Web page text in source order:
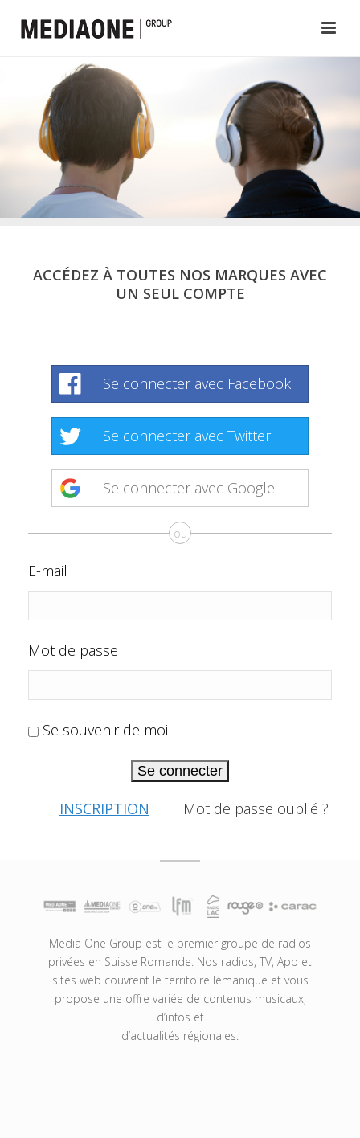
ACCÉDEZ À TOUTES NOS MARQUES AVEC
UN SEUL COMPTE
Se connecter avec Facebook
Se connecter avec Twitter
Se connecter avec Google
ou
E-mail
Mot de passe
Se souvenir de moi
Se connecter
INSCRIPTION Mot de passe oublié ?
Media One Group est le premier groupe de radios
privées en Suisse Romande. Nos radios, TV, App et
sites web couvrent le territoire lémanique et vous
propose une offre variée de contenus musicaux,
d’infos et
d’actualités régionales.